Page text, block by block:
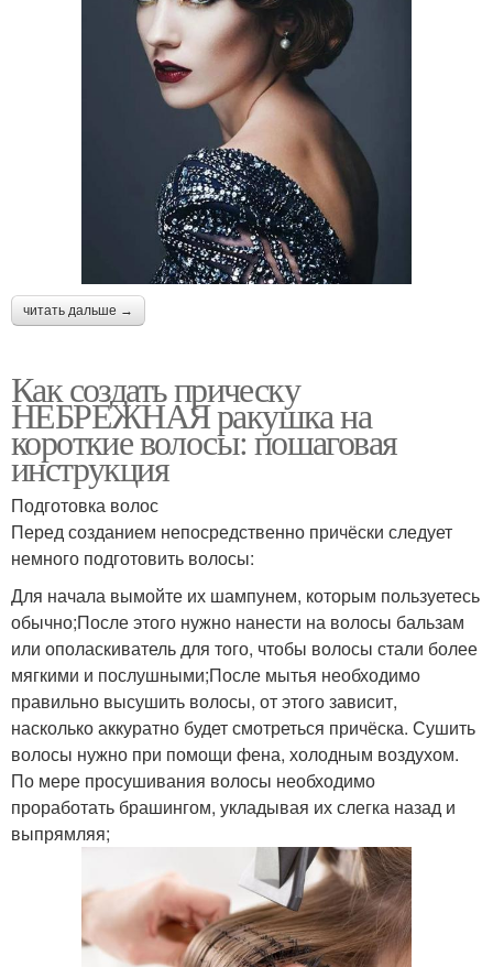
читать дальше →
Как создать прическу
НЕБРЕЖНАЯ ракушка на
короткие волосы: пошаговая
инструкция
Подготовка волос
Перед созданием непосредственно причёски следует
немного подготовить волосы:
Для начала вымойте их шампунем, которым пользуетесь
обычно;После этого нужно нанести на волосы бальзам
или ополаскиватель для того, чтобы волосы стали более
мягкими и послушными;После мытья необходимо
правильно высушить волосы, от этого зависит,
насколько аккуратно будет смотреться причёска. Сушить
волосы нужно при помощи фена, холодным воздухом.
По мере просушивания волосы необходимо
проработать брашингом, укладывая их слегка назад и
выпрямляя;